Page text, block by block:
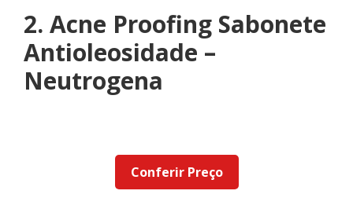
2. Acne Proofing Sabonete
Antioleosidade –
Neutrogena
Conferir Preço